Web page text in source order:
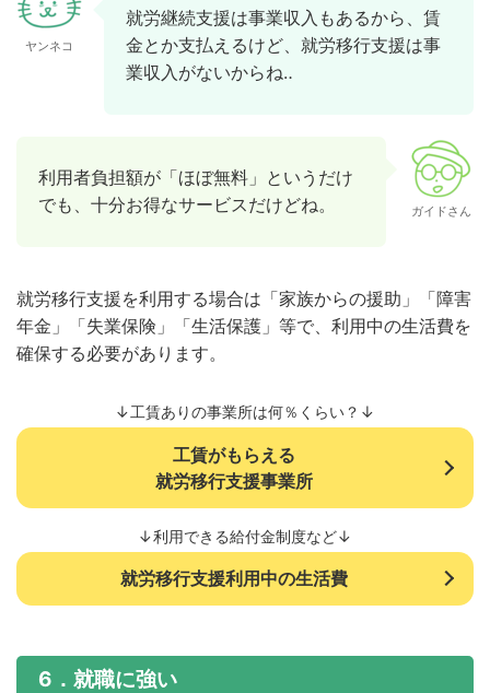
ヤンネコ
就労継続支援は事業収入もあるから、賃
金とか支払えるけど、就労移行支援は事
業収入がないからね‥
利用者負担額が「ほぼ無料」というだけ
でも、十分お得なサービスだけどね。
ガイドさん
就労移行支援を利用する場合は「家族からの援助」「障害
年金」「失業保険」「生活保護」等で、利用中の生活費を
確保する必要があります。
↓工賃ありの事業所は何％くらい？↓
工賃がもらえる
就労移行支援事業所
↓利用できる給付金制度など↓
就労移行支援利用中の生活費
6．就職に強い